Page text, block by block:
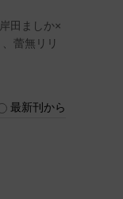
田ましか×
蕾無リリ
最新刊から